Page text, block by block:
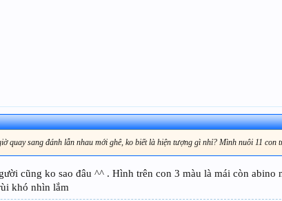
quay sang đánh lẫn nhau mới ghê, ko biết là hiện tượng gì nhỉ? Mình nuôi 11 con
cũng ko sao đâu ^^ . Hình trên con 3 màu là mái còn
khó nhìn lắm